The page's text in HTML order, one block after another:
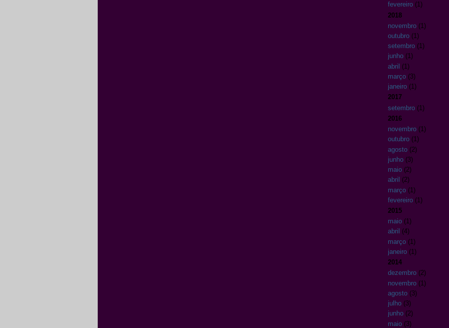
fevereiro(1)
2018
novembro(1)
outubro(1)
setembro(1)
junho(1)
abril (1)
março(3)
janeiro(1)
2017
setembro(1)
2016
novembro(1)
outubro(1)
agosto(2)
junho(3)
maio(2)
abril (2)
março(1)
fevereiro(1)
2015
maio(1)
abril (4)
março(1)
janeiro(1)
2014
dezembro(2)
novembro(1)
agosto(3)
julho(3)
junho(2)
maio(3)